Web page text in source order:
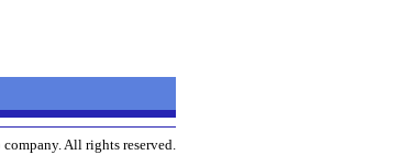
All rights reserved.